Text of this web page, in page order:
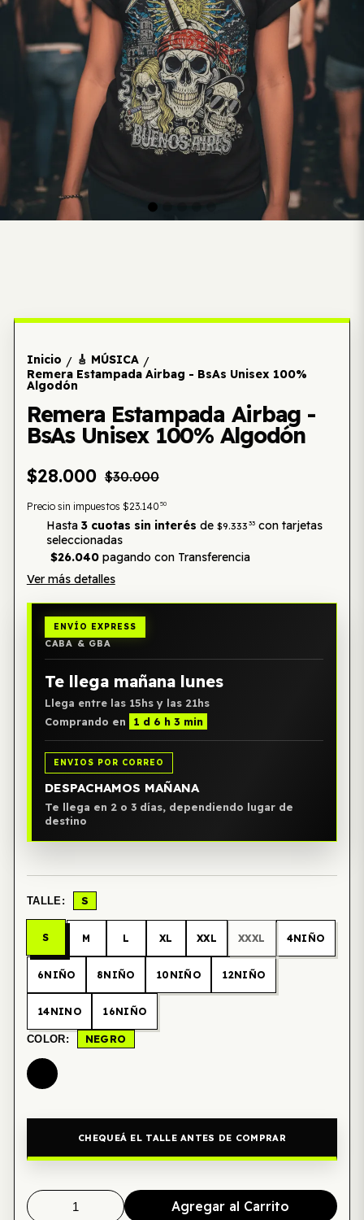
Inicio / 🎸 MÚSICA /
Remera Estampada Airbag - BsAs Unisex 100%
Algodón
Remera Estampada Airbag -
BsAs Unisex 100% Algodón
$28.000 $30.000
Precio sin impuestos $23.140 50
Hasta3 cuotas sin interés de$9.333 33 con tarjetas
seleccionadas
$26.040pagando con Transferencia
Ver más detalles
ENVÍO EXPRESS
CABA & GBA
Te llega mañana lunes
Llega entre las 15hs y las 21hs
Comprando en
1 d 6 h 3 min
ENVIOS POR CORREO
DESPACHAMOS MAÑANA
Te llega en 2 o 3 días, dependiendo lugar de
destino
TALLE: S
S M L XL XXL XXXL 4NIÑO
6NIÑO 8NIÑO 10NIÑO 12NIÑO
14NINO 16NIÑO
COLOR: NEGRO
CHEQUEÁ EL TALLE ANTES DE COMPRAR
Agregar al Carrito